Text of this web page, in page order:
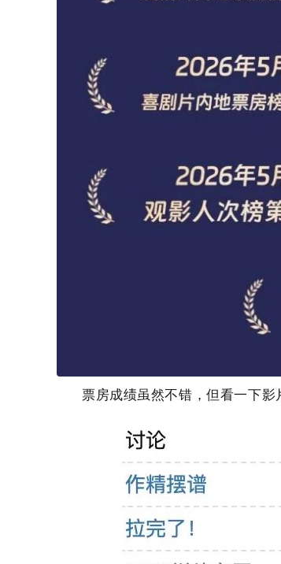
票房成绩虽然不错，但看一下